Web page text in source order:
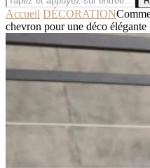
Accueil DÉCORATION
chevron pour une déco élégante